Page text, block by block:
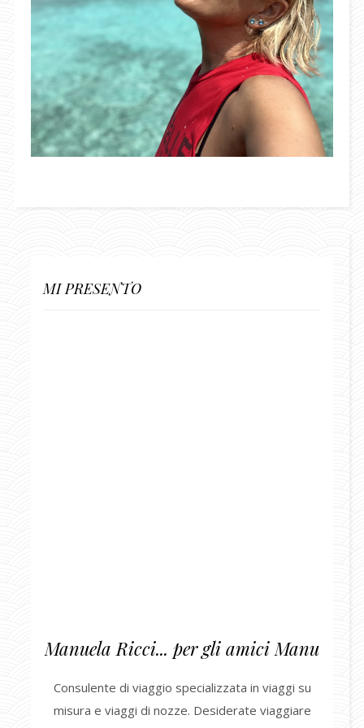
MI PRESENTO
Manuela Ricci... per gli amici Manu
Consulente di viaggio specializzata in viaggi su
misura e viaggi di nozze. Desiderate viaggiare